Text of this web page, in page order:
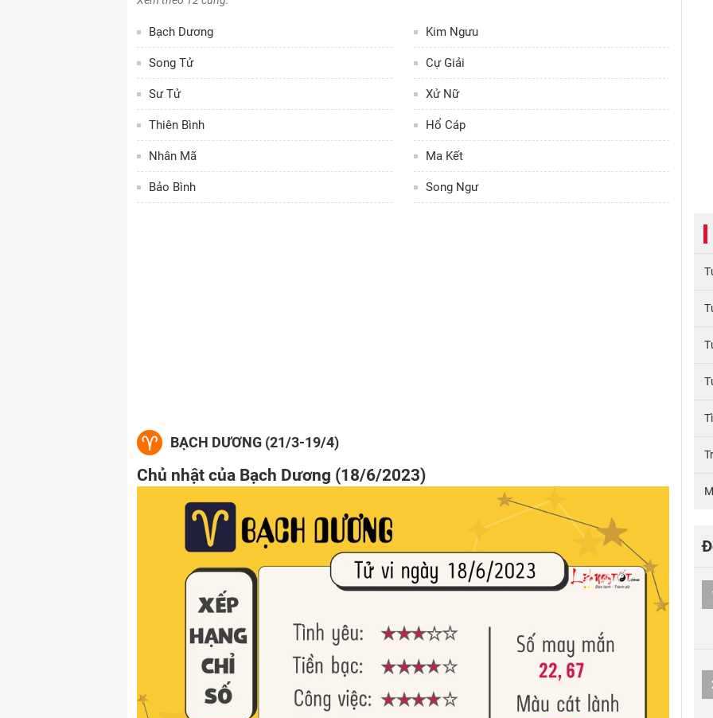
Bạch Dương Kim Ngưu
Song Tử Cự Giải
Sư Tử Xử Nữ
Thiên Bình Hổ Cáp
Nhân Mã Ma Kết
Bảo Bình Song Ngư
BẠCH DƯƠNG (21/3-19/4)
Chủ nhật của Bạch Dương (18/6/2023)